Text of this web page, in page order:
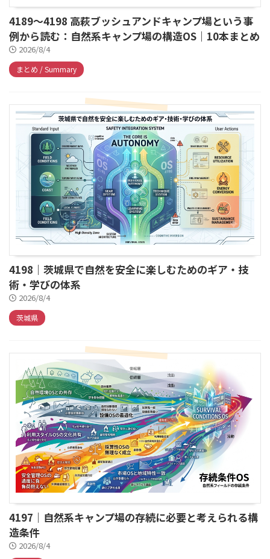
4189～4198 高萩ブッシュアンドキャンプ場という事
例から読む：自然系キャンプ場の構造OS｜10本まとめ
2026/8/4
まとめ / Summary
4198｜茨城県で自然を安全に楽しむためのギア・技
術・学びの体系
2026/8/4
茨城県
4197｜自然系キャンプ場の存続に必要と考えられる構
造条件
2026/8/4